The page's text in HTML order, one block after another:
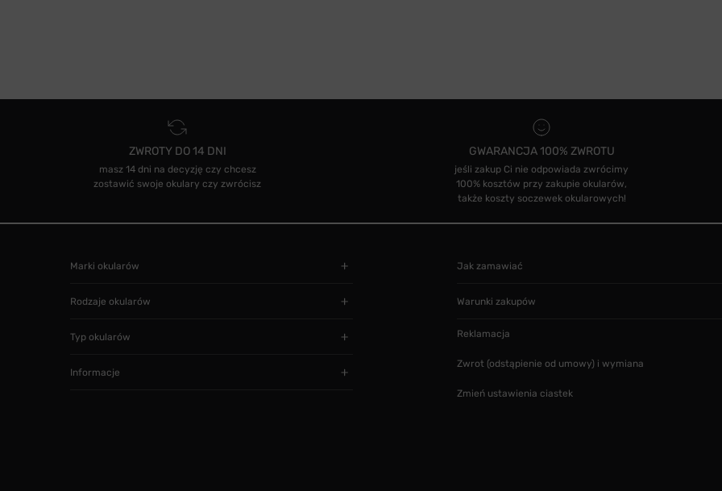
ZWROTY DO 14 DNI
masz 14 dni na decyzję czy chcesz
zostawić swoje okulary czy zwrócisz
GWARANCJA 100% ZWROTU
jeśli zakup Ci nie odpowiada zwrócimy
100% kosztów przy zakupie okularów,
także koszty soczewek okularowych!
Marki okularów
Rodzaje okularów
Typ okularów
Informacje
Jak zamawiać
Warunki zakupów
Reklamacja
Zwrot (odstąpienie od umowy) i wymiana
Zmień ustawienia ciastek